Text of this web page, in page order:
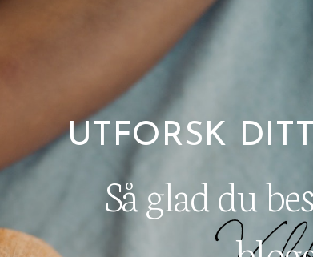
UTFORSK
Så glad du